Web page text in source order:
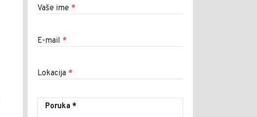
Vaše ime *
E-mail *
Lokacija *